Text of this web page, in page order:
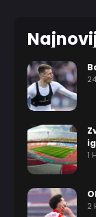
1
2